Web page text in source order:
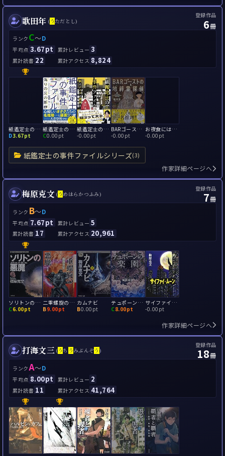
歌田年 (う ただとし)
登録作品
6冊
ランク C～D
平均点 3.67pt 累計レビュー 3
累計読書 22 累計アクセス 8,824
紙鑑定士の事件ファイルシリーズ(3)
紙鑑定士の事件ファイル 模型の家の殺人
D3.67pt
紙鑑定士の事件ファイル 偽りの刃の断罪
C0.00pt
紙鑑定士の事件ファイル 紙とクイズと密室と
-0.00pt
BARゴーストの地縛霊探偵
-0.00pt
お夜食には謎解きを 5品の美味しいアンソロジー
-0.00pt
作家詳細ページへ
梅原克文 (う めはらかつふみ)
登録作品
7冊
ランク B～D
平均点 7.67pt 累計レビュー 5
累計読書 17 累計アクセス 20,961
ソリトンの悪魔
C6.00pt
二重螺旋の悪魔
B9.00pt
カムナビ
B0.00pt
テュポーンの楽園
C8.00pt
サイファイ・ムーン
-0.00pt
作家詳細ページへ
打海文三 (う ち う みぶんぞう )
登録作品
18冊
ランクA～D
平均点 8.00pt 累計レビュー 2
累計読書 11 累計アクセス 41,764